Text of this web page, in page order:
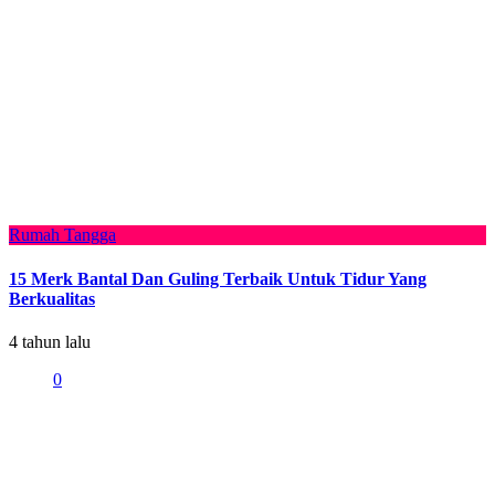
Rumah Tangga
15 Merk Bantal Dan Guling Terbaik Untuk Tidur Yang
Berkualitas
4 tahun lalu
0